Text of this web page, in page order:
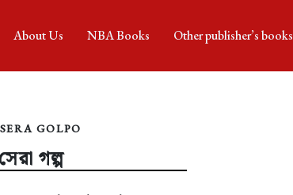
About Us NBA Books Other publisher’s books
GOLPO
গল্প